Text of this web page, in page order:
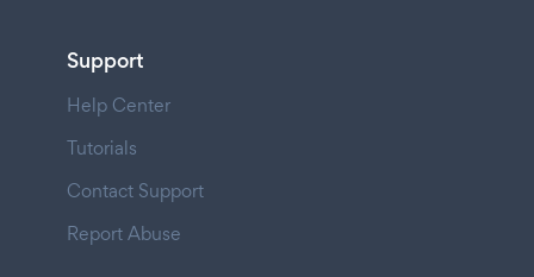
Support
Help Center
Tutorials
Contact Support
Report Abuse